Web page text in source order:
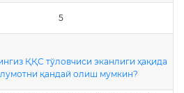
5
ҚҚС тўловчиси эканлиги ҳақида
қандай олиш мумкин?